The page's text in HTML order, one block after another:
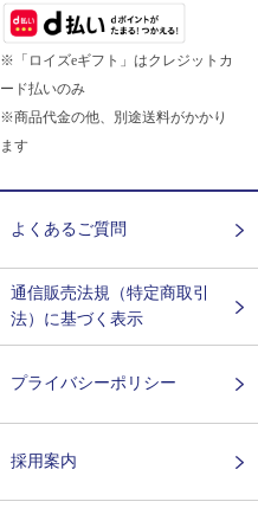
※「ロイズeギフト」はクレジットカ
ード払いのみ
※商品代金の他、別途送料がかかり
ます
よくあるご質問
通信販売法規（特定商取引
法）に基づく表示
プライバシーポリシー
採用案内